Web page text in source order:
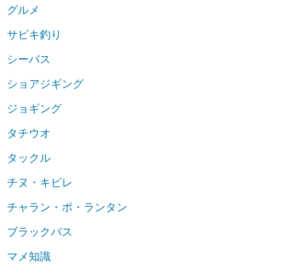
グルメ
サビキ釣り
シーバス
ショアジギング
ジョギング
タチウオ
タックル
チヌ・キビレ
チャラン・ポ・ランタン
ブラックバス
マメ知識